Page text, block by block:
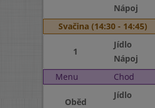
Nápoj
Svačina (14:30 - 14:45)
1
Jídlo
Nápoj
Menu
Chod
Oběd
Jídlo